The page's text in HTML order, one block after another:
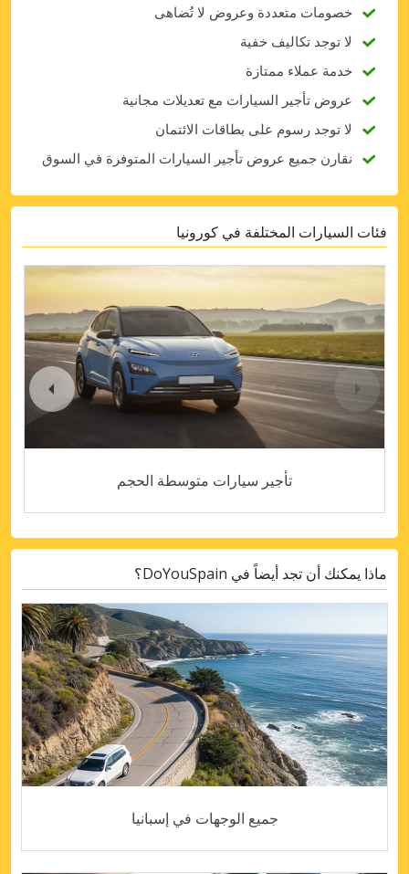
خصومات متعددة وعروض لا تُضاهى
لا توجد تكاليف خفية
خدمة عملاء ممتازة
عروض تأجير السيارات مع تعديلات مجانية
لا توجد رسوم على بطاقات الائتمان
نقارن جميع عروض تأجير السيارات المتوفرة في السوق
فئات السيارات المختلفة في كورونيا
تأجير سيارات متوسطة الحجم
ماذا يمكنك أن تجد أيضاً في DoYouSpain؟
جميع الوجهات في إسبانيا